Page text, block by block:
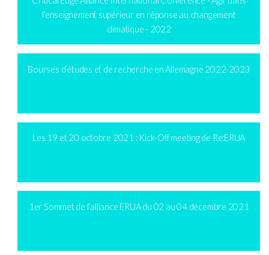
l’enseignement supérieur en réponse au changement
climatique - 2022
Bourses d’études et de recherche en Allemagne 2022-2023
Les 19 et 20 octobre 2021 : Kick-Off meeting de Re:ERUA
1er Sommet de l’alliance ERUA du 02 au 04 décembre 2021